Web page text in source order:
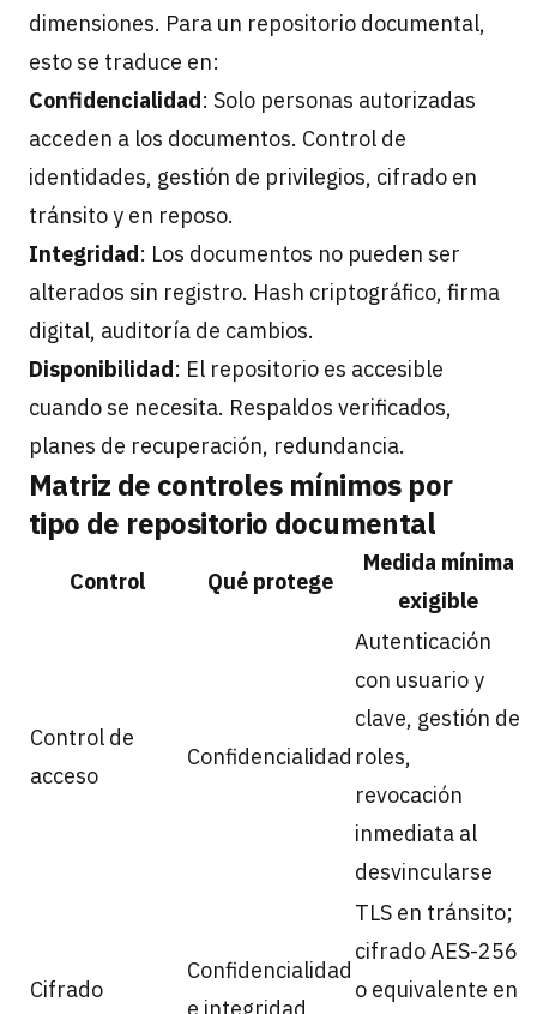
dimensiones. Para un repositorio documental,
esto se traduce en:
Confidencialidad: Solo personas autorizadas
acceden a los documentos. Control de
identidades, gestión de privilegios, cifrado en
tránsito y en reposo.
Integridad: Los documentos no pueden ser
alterados sin registro. Hash criptográfico, firma
digital, auditoría de cambios.
Disponibilidad: El repositorio es accesible
cuando se necesita. Respaldos verificados,
planes de recuperación, redundancia.
Matriz de controles mínimos por
tipo de repositorio documental
Control Qué protege
Medida mínima
exigible
Control de
acceso
Confidencialidad
Autenticación
con usuario y
clave, gestión de
roles,
revocación
inmediata al
desvincularse
Cifrado
Confidencialidad
TLS en tránsito;
cifrado AES-256
o equivalente en